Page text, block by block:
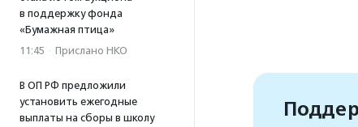
в поддержку фонда
«Бумажная птица»
11:45 · Прислано НКО
В ОП РФ предложили
установить ежегодные
выплаты на сборы в школу